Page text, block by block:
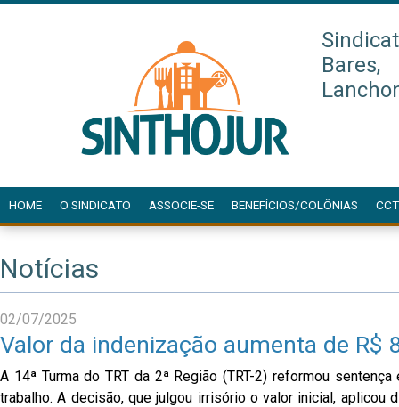
Bares,
HOME O SINDICATO ASSOCIE-SE BENEFÍCIOS/COLÔNIAS
Notícias
02/07/2025
Valor da indenização aumenta de R$
A 14ª Turma do TRT da 2ª Região (TRT-2) reformou
trabalho. A decisão, que julgou irrisório o valor inicial,